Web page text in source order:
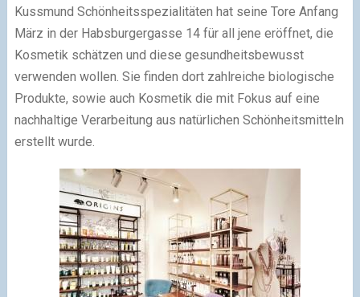
Kussmund Schönheitsspezialitäten hat seine Tore Anfang
März in der Habsburgergasse 14 für all jene eröffnet, die
Kosmetik schätzen und diese gesundheitsbewusst
verwenden wollen. Sie finden dort zahlreiche biologische
Produkte, sowie auch Kosmetik die mit Fokus auf eine
nachhaltige Verarbeitung aus natürlichen Schönheitsmitteln
erstellt wurde.